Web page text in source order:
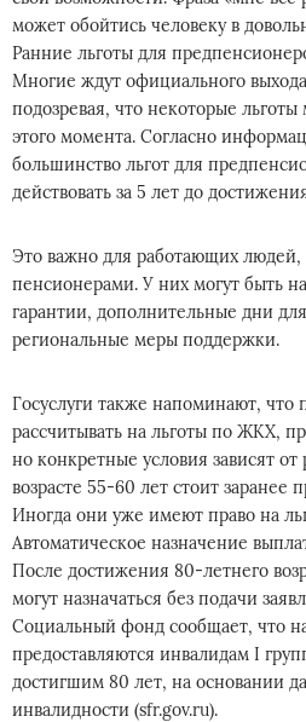
может обойтись человеку в
Ранние льготы для
Многие ждут официального
подозревая, что некоторые
этого момента. Согласно
большинство льгот для
действовать за 5 лет до
Это важно для работающих людей,
пенсионерами. У них могут быть
гарантии, дополнительные дни
региональные меры поддержки.
Госуслуги также напоминают, что
рассчитывать на льготы по ЖКХ,
но конкретные условия зависят
возрасте 55-60 лет стоит заранее
Иногда они уже имеют право на
Автоматическое назначение
После достижения 80-летнего
могут назначаться без подачи
Социальный фонд сообщает, что
предоставляются инвалидам I
достигшим 80 лет, на основании
инвалидности (sfr.gov.ru).